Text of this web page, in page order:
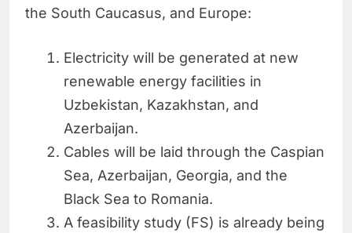
the South Caucasus, and Europe:
Electricity will be generated at new
renewable energy facilities in
Uzbekistan, Kazakhstan, and
Azerbaijan.
Cables will be laid through the Caspian
Sea, Azerbaijan, Georgia, and the
Black Sea to Romania.
A feasibility study (FS) is already being